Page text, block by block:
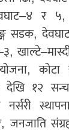
र ५,
सडक,
योजना,
देखि १२
जनजाति